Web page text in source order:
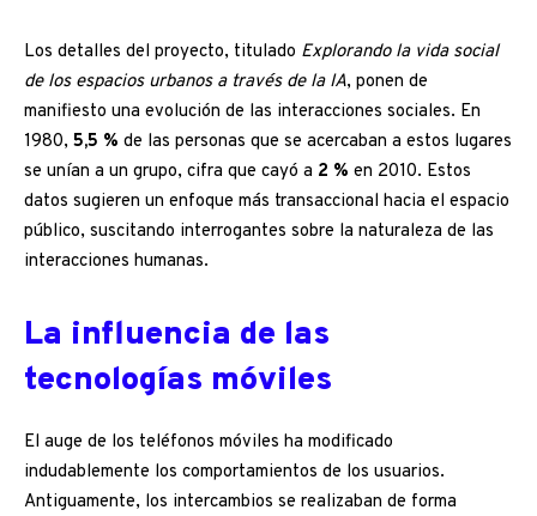
Los detalles del proyecto, titulado Explorando la vida social
de los espacios urbanos a través de la IA, ponen de
manifiesto una evolución de las interacciones sociales. En
1980, 5,5 % de las personas que se acercaban a estos lugares
se unían a un grupo, cifra que cayó a 2 % en 2010. Estos
datos sugieren un enfoque más transaccional hacia el espacio
público, suscitando interrogantes sobre la naturaleza de las
interacciones humanas.
La influencia de las
tecnologías móviles
El auge de los teléfonos móviles ha modificado
indudablemente los comportamientos de los usuarios.
Antiguamente, los intercambios se realizaban de forma